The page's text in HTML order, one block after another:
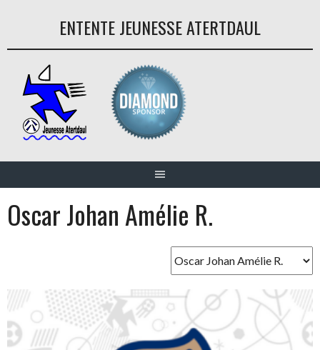
ENTENTE JEUNESSE ATERTDAUL
Oscar Johan Amélie R.